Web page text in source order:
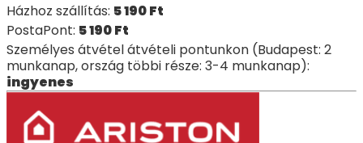
Házhoz szállítás: 5 190Ft
PostaPont: 5 190Ft
Személyes átvétel átvételi pontunkon (Budapest: 2
munkanap, ország többi része: 3-4 munkanap):
ingyenes